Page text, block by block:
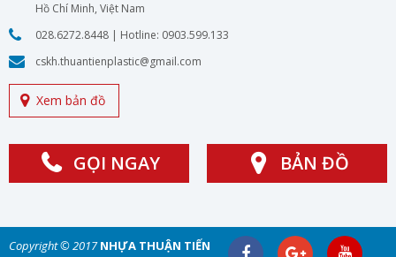
Hồ Chí Minh, Việt Nam
028.6272.8448 | Hotline: 0903.599.133
cskh.thuantienplastic@gmail.com
Xem bản đồ
GỌI NGAY BẢN ĐỒ
Copyright © 2017NHỰA THUẬN TIẾN